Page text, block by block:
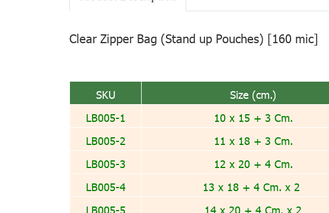
Clear Zipper Bag (Stand up Pouches) [160 mic]
SKU Size (cm.)
LB005-1
10 x 15 + 3 Cm.
LB005-2
11 x 18 + 3 Cm.
LB005-3
12 x 20 + 4 Cm.
LB005-4
13 x 18 + 4 Cm. x 2
LB005-5
14 x 20 + 4 Cm. x 2